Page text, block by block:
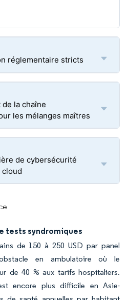
réglementaire stricts
la chaîne
les mélanges maîtres
de cybersécurité
tests syndromiques
de 150 à 250 USD par panel
en ambulatoire où le
de 40 % aux tarifs hospitaliers.
encore plus difficile en Asie-